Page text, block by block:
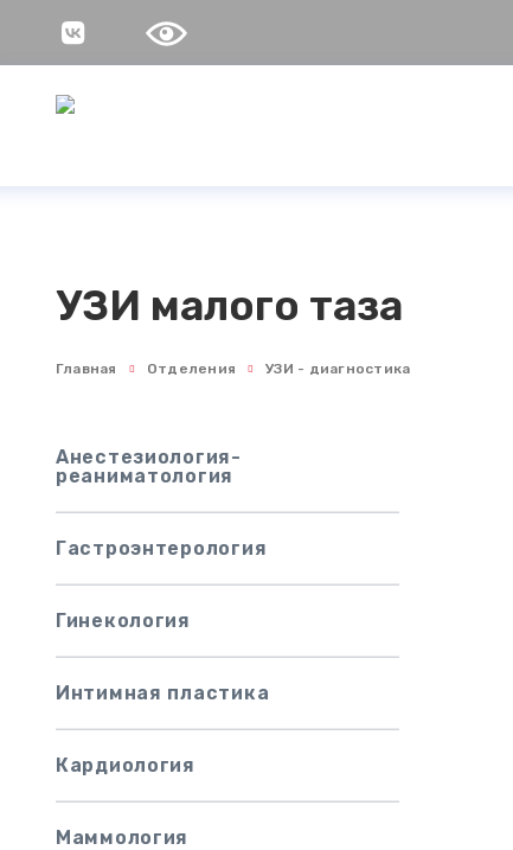
УЗИ малого таза
Главная Отделения УЗИ - диагностика
Анестезиология-
реаниматология
Гастроэнтерология
Гинекология
Интимная пластика
Кардиология
Маммология